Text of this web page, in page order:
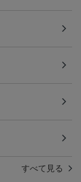
すべて見る